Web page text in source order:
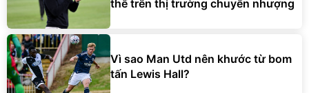
thế trên thị trường chuyển nhượng
Vì sao Man Utd nên khước từ bom
tấn Lewis Hall?